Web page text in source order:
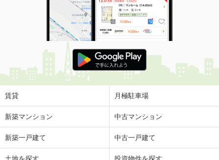
賃貸 月極駐車場
新築マンション 中古マンション
新築一戸建て 中古一戸建て